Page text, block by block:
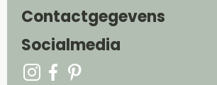
Contactgegevens
Socialmedia